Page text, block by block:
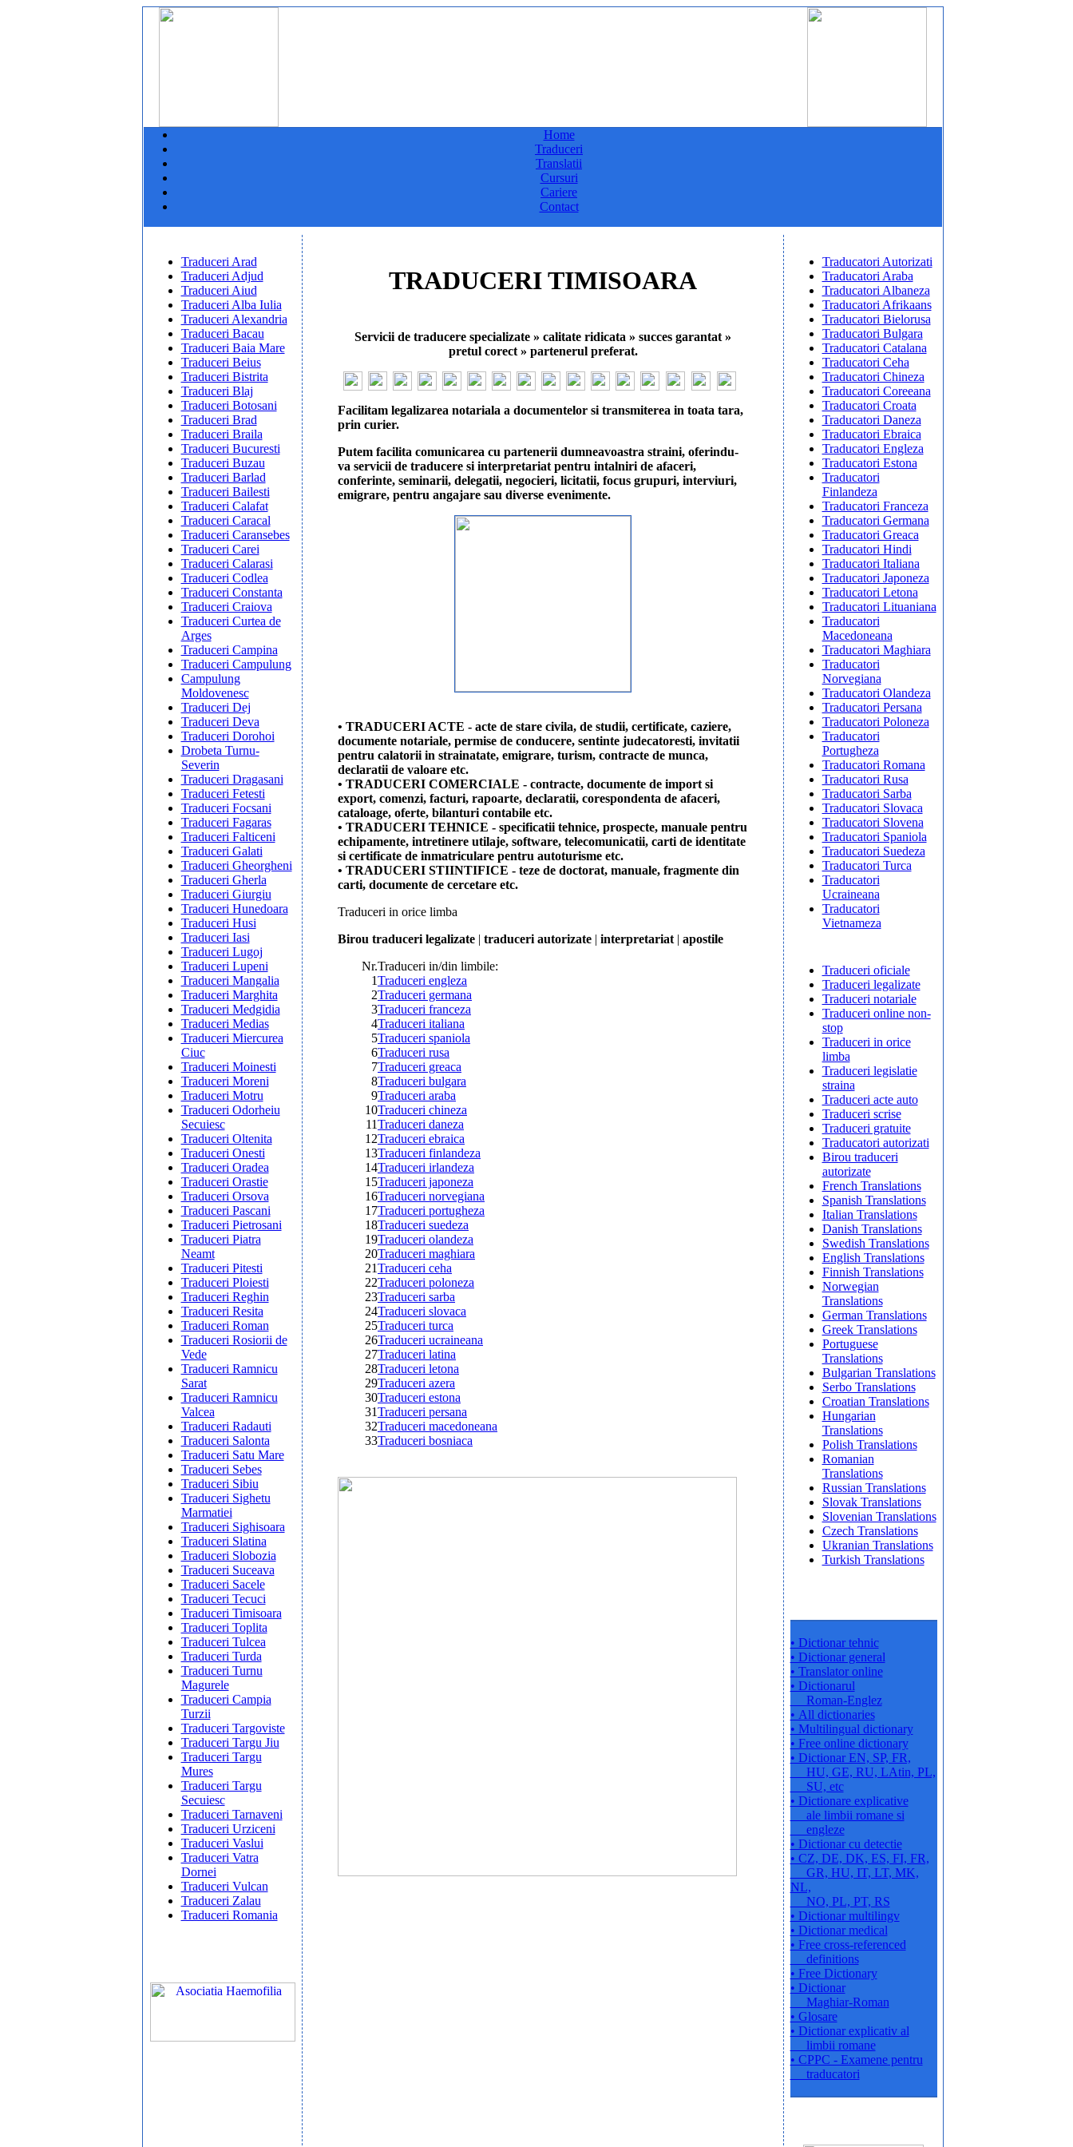
Home
Traduceri
Translatii
Cursuri
Cariere
Contact
Traduceri Arad
Traduceri Adjud
Traduceri Aiud
Traduceri Alba Iulia
Traduceri Alexandria
Traduceri Bacau
Traduceri Baia Mare
Traduceri Beius
Traduceri Bistrita
Traduceri Blaj
Traduceri Botosani
Traduceri Brad
Traduceri Braila
Traduceri Bucuresti
Traduceri Buzau
Traduceri Barlad
Traduceri Bailesti
Traduceri Calafat
Traduceri Caracal
Traduceri Caransebes
Traduceri Carei
Traduceri Calarasi
Traduceri Codlea
Traduceri Constanta
Traduceri Craiova
Traduceri Curtea de
Arges
Traduceri Campina
Traduceri Campulung
Campulung
Moldovenesc
Traduceri Dej
Traduceri Deva
Traduceri Dorohoi
Drobeta Turnu-
Severin
Traduceri Dragasani
Traduceri Fetesti
Traduceri Focsani
Traduceri Fagaras
Traduceri Falticeni
Traduceri Galati
Traduceri Gheorgheni
Traduceri Gherla
Traduceri Giurgiu
Traduceri Hunedoara
Traduceri Husi
Traduceri Iasi
Traduceri Lugoj
Traduceri Lupeni
Traduceri Mangalia
Traduceri Marghita
Traduceri Medgidia
Traduceri Medias
Traduceri Miercurea
Ciuc
Traduceri Moinesti
Traduceri Moreni
Traduceri Motru
Traduceri Odorheiu
Secuiesc
Traduceri Oltenita
Traduceri Onesti
Traduceri Oradea
Traduceri Orastie
Traduceri Orsova
Traduceri Pascani
Traduceri Pietrosani
Traduceri Piatra
Neamt
Traduceri Pitesti
Traduceri Ploiesti
Traduceri Reghin
Traduceri Resita
Traduceri Roman
Traduceri Rosiorii de
Vede
Traduceri Ramnicu
Sarat
Traduceri Ramnicu
Valcea
Traduceri Radauti
Traduceri Salonta
Traduceri Satu Mare
Traduceri Sebes
Traduceri Sibiu
Traduceri Sighetu
Marmatiei
Traduceri Sighisoara
Traduceri Slatina
Traduceri Slobozia
Traduceri Suceava
Traduceri Sacele
Traduceri Tecuci
Traduceri Timisoara
Traduceri Toplita
Traduceri Tulcea
Traduceri Turda
Traduceri Turnu
Magurele
Traduceri Campia
Turzii
Traduceri Targoviste
Traduceri Targu Jiu
Traduceri Targu
Mures
Traduceri Targu
Secuiesc
Traduceri Tarnaveni
Traduceri Urziceni
Traduceri Vaslui
Traduceri Vatra
Dornei
Traduceri Vulcan
Traduceri Zalau
Traduceri Romania
TRADUCERI TIMISOARA
Servicii de traducere specializate » calitate ridicata » succes garantat »
pretul corect » partenerul preferat.
Facilitam legalizarea notariala a documentelor si transmiterea in toata tara,
prin curier.
Putem facilita comunicarea cu partenerii dumneavoastra straini, oferindu-
va servicii de traducere si interpretariat pentru intalniri de afaceri,
conferinte, seminarii, delegatii, negocieri, licitatii, focus grupuri, interviuri,
emigrare, pentru angajare sau diverse evenimente.
• TRADUCERI ACTE - acte de stare civila, de studii, certificate, caziere,
documente notariale, permise de conducere, sentinte judecatoresti, invitatii
pentru calatorii in strainatate, emigrare, turism, contracte de munca,
declaratii de valoare etc.
• TRADUCERI COMERCIALE - contracte, documente de import si
export, comenzi, facturi, rapoarte, declaratii, corespondenta de afaceri,
cataloage, oferte, bilanturi contabile etc.
• TRADUCERI TEHNICE - specificatii tehnice, prospecte, manuale pentru
echipamente, intretinere utilaje, software, telecomunicatii, carti de identitate
si certificate de inmatriculare pentru autoturisme etc.
• TRADUCERI STIINTIFICE - teze de doctorat, manuale, fragmente din
carti, documente de cercetare etc.
Traduceri in orice limba
Birou traduceri legalizate | traduceri autorizate | interpretariat | apostile
Nr.Traduceri in/din limbile:
1Traduceri engleza
2Traduceri germana
3Traduceri franceza
4Traduceri italiana
5Traduceri spaniola
6Traduceri rusa
7Traduceri greaca
8Traduceri bulgara
9Traduceri araba
10Traduceri chineza
11Traduceri daneza
12Traduceri ebraica
13Traduceri finlandeza
14Traduceri irlandeza
15Traduceri japoneza
16Traduceri norvegiana
17Traduceri portugheza
18Traduceri suedeza
19Traduceri olandeza
20Traduceri maghiara
21Traduceri ceha
22Traduceri poloneza
23Traduceri sarba
24Traduceri slovaca
25Traduceri turca
26Traduceri ucraineana
27Traduceri latina
28Traduceri letona
29Traduceri azera
30Traduceri estona
31Traduceri persana
32Traduceri macedoneana
33Traduceri bosniaca
Traducatori Autorizati
Traducatori Araba
Traducatori Albaneza
Traducatori Afrikaans
Traducatori Bielorusa
Traducatori Bulgara
Traducatori Catalana
Traducatori Ceha
Traducatori Chineza
Traducatori Coreeana
Traducatori Croata
Traducatori Daneza
Traducatori Ebraica
Traducatori Engleza
Traducatori Estona
Traducatori
Finlandeza
Traducatori Franceza
Traducatori Germana
Traducatori Greaca
Traducatori Hindi
Traducatori Italiana
Traducatori Japoneza
Traducatori Letona
Traducatori Lituaniana
Traducatori
Macedoneana
Traducatori Maghiara
Traducatori
Norvegiana
Traducatori Olandeza
Traducatori Persana
Traducatori Poloneza
Traducatori
Portugheza
Traducatori Romana
Traducatori Rusa
Traducatori Sarba
Traducatori Slovaca
Traducatori Slovena
Traducatori Spaniola
Traducatori Suedeza
Traducatori Turca
Traducatori
Ucraineana
Traducatori
Vietnameza
Traduceri oficiale
Traduceri legalizate
Traduceri notariale
Traduceri online non-
stop
Traduceri in orice
limba
Traduceri legislatie
straina
Traduceri acte auto
Traduceri scrise
Traduceri gratuite
Traducatori autorizati
Birou traduceri
autorizate
French Translations
Spanish Translations
Italian Translations
Danish Translations
Swedish Translations
English Translations
Finnish Translations
Norwegian
Translations
German Translations
Greek Translations
Portuguese
Translations
Bulgarian Translations
Serbo Translations
Croatian Translations
Hungarian
Translations
Polish Translations
Romanian
Translations
Russian Translations
Slovak Translations
Slovenian Translations
Czech Translations
Ukranian Translations
Turkish Translations
• Dictionar tehnic
• Dictionar general
• Translator online
• Dictionarul
Roman-Englez
• All dictionaries
• Multilingual dictionary
• Free online dictionary
• Dictionar EN, SP, FR,
HU, GE, RU, LAtin, PL,
SU, etc
• Dictionare explicative
ale limbii romane si
engleze
• Dictionar cu detectie
• CZ, DE, DK, ES, FI, FR,
GR, HU, IT, LT, MK,
NL,
NO, PL, PT, RS
• Dictionar multilingv
• Dictionar medical
• Free cross-referenced
definitions
• Free Dictionary
• Dictionar
Maghiar-Roman
• Glosare
• Dictionar explicativ al
limbii romane
• CPPC - Examene pentru
traducatori